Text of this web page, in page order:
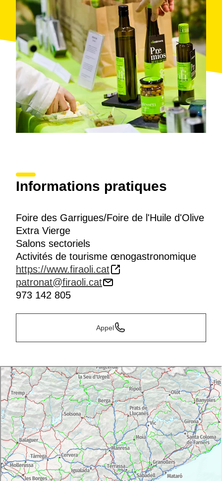
Informations pratiques
Foire des Garrigues/Foire de l'Huile d'Olive
Extra Vierge
Salons sectoriels
Activités de tourisme œnogastronomique
https://www.firaoli.cat
patronat@firaoli.cat
973 142 805
Appel